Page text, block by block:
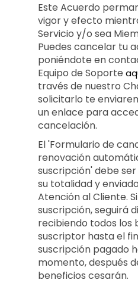
Este Acuerdo
vigor y efecto
Servicio y/o sea
Puedes cancelar tu
poniéndote en
Equipo de Soporte
través de nuestro
solicitarlo te
un enlace para
cancelación.
El 'Formulario de
renovación
suscripción' debe
su totalidad y
Atención al Cliente.
suscripción, seguirá
recibiendo todos los
suscriptor hasta el
suscripción pagado
momento, después
beneficios cesarán.